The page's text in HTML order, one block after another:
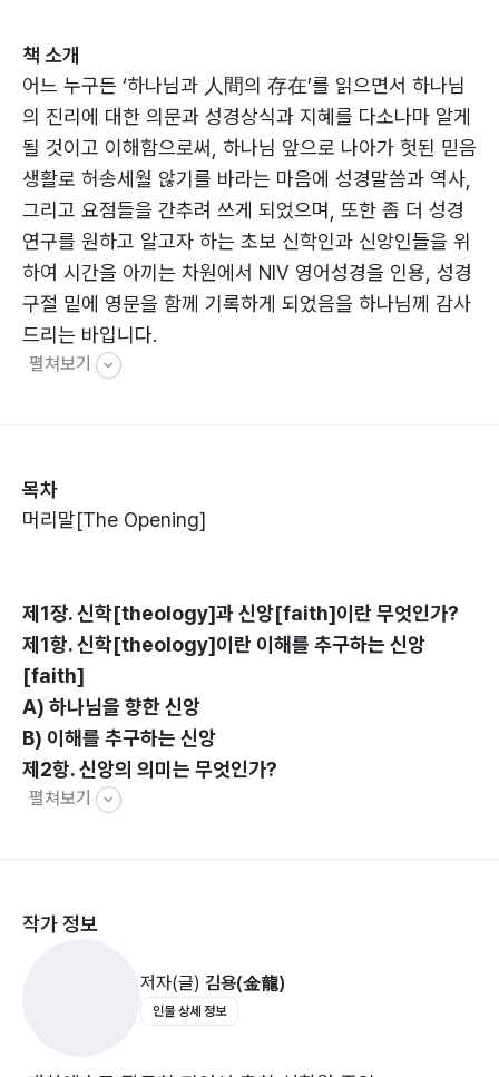
책 소개
어느 누구든 ‘하나님과 人間의 存在’를 읽으면서 하나님
의 진리에 대한 의문과 성경상식과 지혜를 다소나마 알게
될 것이고 이해함으로써, 하나님 앞으로 나아가 헛된 믿음
생활로 허송세월 않기를 바라는 마음에 성경말씀과 역사,
그리고 요점들을 간추려 쓰게 되었으며, 또한 좀 더 성경
연구를 원하고 알고자 하는 초보 신학인과 신앙인들을 위
하여 시간을 아끼는 차원에서 NIV 영어성경을 인용, 성경
구절 밑에 영문을 함께 기록하게 되었음을 하나님께 감사
드리는 바입니다.
펼쳐보기
목차
머리말[The Opening]
제1장. 신학[theology]과 신앙[faith]이란 무엇인가?
제1항. 신학[theology]이란 이해를 추구하는 신앙
[faith]
A) 하나님을 향한 신앙
B) 이해를 추구하는 신앙
제2항. 신앙의 의미는 무엇인가?
A) 존 칼빈[John Calvin]의 신학과 신앙
E) 결론
펼쳐보기
작가 정보
저자(글) 김용(金龍)
인물 상세 정보